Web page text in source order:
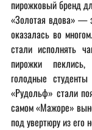
пирожковый бренд
«Золотая вдова» —
оказалась во
стали исполнять
пирожки
голодные
«Рудольф» стали
самом «Мажоре»
под увертюру из его